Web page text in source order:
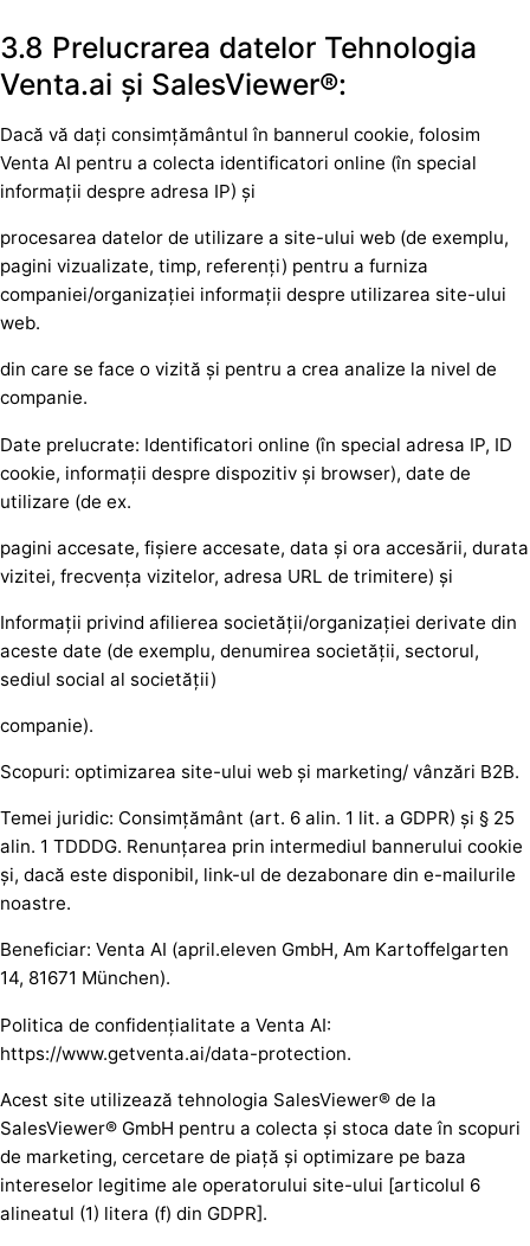
3.8 Prelucrarea datelor Tehnologia
Venta.ai și SalesViewer®:
Dacă vă dați consimțământul în bannerul cookie, folosim
Venta AI pentru a colecta identificatori online (în special
informații despre adresa IP) și
procesarea datelor de utilizare a site-ului web (de exemplu,
pagini vizualizate, timp, referenți) pentru a furniza
companiei/organizației informații despre utilizarea site-ului
web.
din care se face o vizită și pentru a crea analize la nivel de
companie.
Date prelucrate: Identificatori online (în special adresa IP, ID
cookie, informații despre dispozitiv și browser), date de
utilizare (de ex.
pagini accesate, fișiere accesate, data și ora accesării, durata
vizitei, frecvența vizitelor, adresa URL de trimitere) și
Informații privind afilierea societății/organizației derivate din
aceste date (de exemplu, denumirea societății, sectorul,
sediul social al societății)
companie).
Scopuri: optimizarea site-ului web și marketing/ vânzări B2B.
Temei juridic: Consimțământ (art. 6 alin. 1 lit. a GDPR) și § 25
alin. 1 TDDDG. Renunțarea prin intermediul bannerului cookie
și, dacă este disponibil, link-ul de dezabonare din e-mailurile
noastre.
Beneficiar: Venta AI (april.eleven GmbH, Am Kartoffelgarten
14, 81671 München).
Politica de confidențialitate a Venta AI:
https://www.getventa.ai/data-protection.
Acest site utilizează tehnologia SalesViewer® de la
SalesViewer® GmbH pentru a colecta și stoca date în scopuri
de marketing, cercetare de piață și optimizare pe baza
intereselor legitime ale operatorului site-ului [articolul 6
alineatul (1) litera (f) din GDPR].